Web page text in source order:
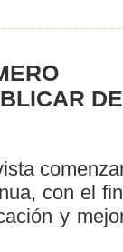
con el
y